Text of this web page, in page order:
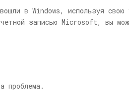
в Windows, используя
записью Microsoft, вы
проблема.